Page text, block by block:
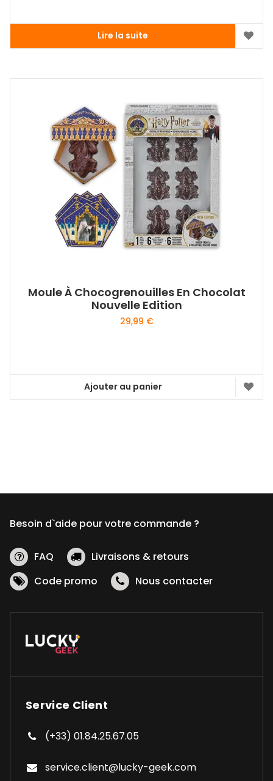
Lire la suite
Moule À Chocogrenouilles En Chocolat
Nouvelle Edition
29,99 €
Ajouter au panier
Besoin d`aide pour votre commande ?
FAQ
Livraisons & retours
Code promo
Nous contacter
Service Client
(+33) 01.84.25.67.05
service.client@lucky-geek.com